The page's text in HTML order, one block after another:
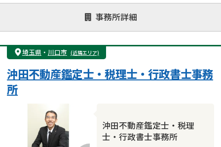
遺言書作成・遺言執行
相続放棄
相続登記
遺産分割
遺留分侵害額請求
相続税申告
相続手続き
銀行手続き
成年後見・任意後見
贈与税
生前対策
相続トラブル
事務所詳細
埼玉県 ・ 川口市 (近隣エリア)
沖田不動産鑑定士・税理
士・行政書士事務所
沖田不動産鑑定士・税理士・行政書士事務
所